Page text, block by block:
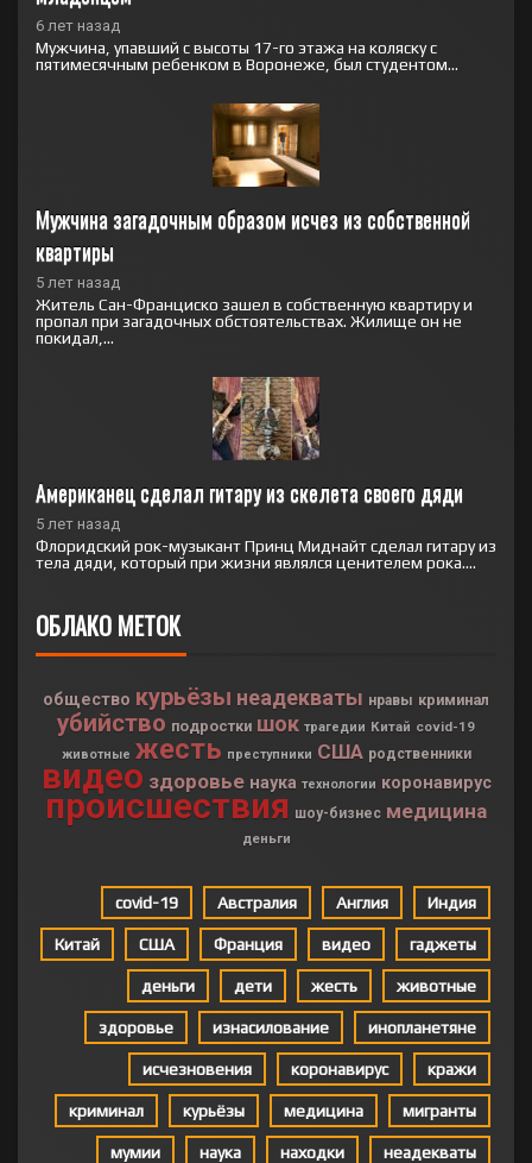
6 лет назад
Мужчина, упавший с высоты 17-го этажа на коляску с
пятимесячным ребенком в Воронеже, был студентом...
Мужчина загадочным образом исчез из собственной
квартиры
5 лет назад
Житель Сан-Франциско зашел в собственную квартиру и
пропал при загадочных обстоятельствах. Жилище он не
покидал,...
Американец сделал гитару из скелета своего дяди
5 лет назад
Флоридский рок-музыкант Принц Миднайт сделал гитару из
тела дяди, который при жизни являлся ценителем рока....
ОБЛАКО МЕТОК
общество курьёзы неадекваты нравы криминал
убийство подростки шок трагедии Китай covid-19
животные жесть преступники США родственники
видео здоровье наука технологии коронавирус
происшествия шоу-бизнес медицина
деньги
covid-19 Австралия Англия Индия
Китай США Франция видео гаджеты
деньги дети жесть животные
здоровье изнасилование инопланетяне
исчезновения коронавирус кражи
криминал курьёзы медицина мигранты
мумии наука находки неадекваты